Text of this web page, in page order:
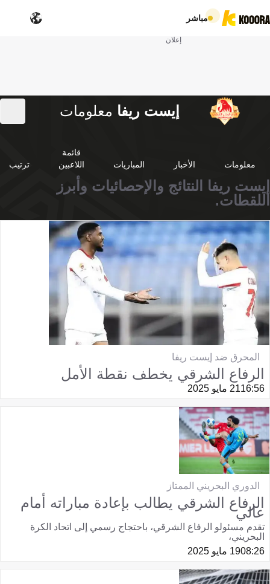
مباشر
إعلان
إيست ريفا معلومات
معلومات الأخبار المباريات
قائمة
اللاعبين
ترتيب
إيست ريفا النتائج والإحصائيات وأبرز
اللقطات.
المحرق ضد إيست ريفا
الرفاع الشرقي يخطف نقطة الأمل
16:5621 مايو 2025
الدوري البحريني الممتاز
الرفاع الشرقي يطالب بإعادة مباراته أمام
عالي
تقدم مسئولو الرفاع الشرقي، باحتجاج رسمي إلى اتحاد الكرة
البحريني،
08:2619 مايو 2025